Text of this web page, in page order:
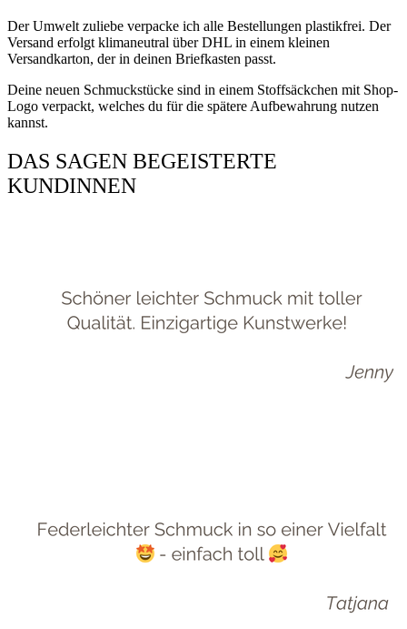
Der Umwelt zuliebe verpacke ich alle Bestellungen plastikfrei. Der
Versand erfolgt klimaneutral über DHL in einem kleinen
Versandkarton, der in deinen Briefkasten passt.
Deine neuen Schmuckstücke sind in einem Stoffsäckchen mit Shop-
Logo verpackt, welches du für die spätere Aufbewahrung nutzen
kannst.
DAS SAGEN BEGEISTERTE
KUNDINNEN